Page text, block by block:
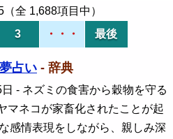
全 1,688項目中）
3 ・・・ 最後
占い - 辞典
- ネズミの食害から穀物を守る
マネコが家畜化されたことが起
感情表現をしながら、親しみ深